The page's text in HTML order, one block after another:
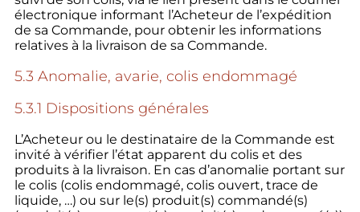
électronique informant l’Acheteur de l’expédition
de sa Commande, pour obtenir les informations
relatives à la livraison de sa Commande.
5.3 Anomalie, avarie, colis endommagé
5.3.1 Dispositions générales
L’Acheteur ou le destinataire de la Commande est
invité à vérifier l’état apparent du colis et des
produits à la livraison. En cas d’anomalie portant sur
le colis (colis endommagé, colis ouvert, trace de
liquide, …) ou sur le(s) produit(s) commandé(s)